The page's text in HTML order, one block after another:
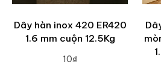
Dây hàn inox 420 ER420
1.6 mm cuộn 12.5Kg
10₫